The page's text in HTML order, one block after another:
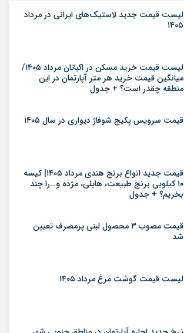
لیست قیمت جدید لاستیک‌های ایرانی در مرداد
۱۴۰۵
لیست قیمت خرید مسکن در اکباتان مرداد ۱۴۰۵/
میانگین قیمت خرید هر متر آپارتمان در این
منطقه چقدر است؟ + جدول
قیمت سرویس پکیج شوفاژ دیواری در سال ۱۴۰۵
قیمت جدید انواع برنج هندی مرداد ۱۴۰۵| کیسه
۱۰ کیلویی برنج طبیعت، هایلی، مژده و…را چند
بخریم؟ + جدول
قیمت مصوب ۳ محصول لبنی پرمصرف تعیین
شد
لیست قیمت گوشت مرغ مرداد ۱۴۰۵